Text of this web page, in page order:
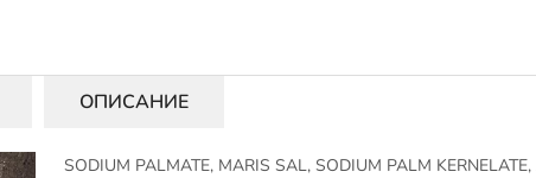
ОПИСАНИЕ
SODIUM PALMATE, MARIS SAL, SODIUM PALM